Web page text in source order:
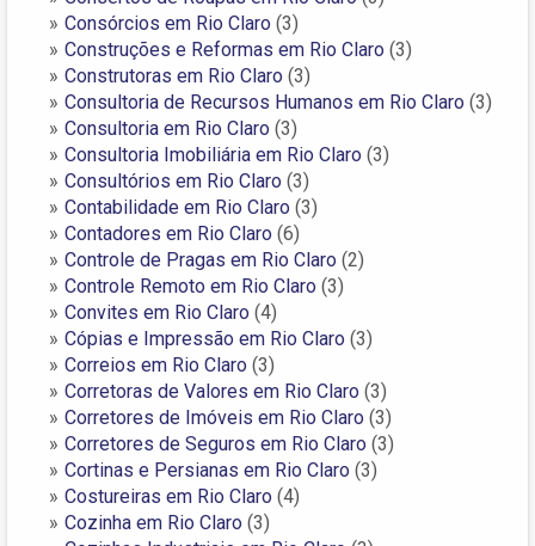
Consórcios em Rio Claro (3)
Construções e Reformas em Rio Claro (3)
Construtoras em Rio Claro (3)
Consultoria de Recursos Humanos em Rio Claro (3)
Consultoria em Rio Claro (3)
Consultoria Imobiliária em Rio Claro (3)
Consultórios em Rio Claro (3)
Contabilidade em Rio Claro (3)
Contadores em Rio Claro (6)
Controle de Pragas em Rio Claro (2)
Controle Remoto em Rio Claro (3)
Convites em Rio Claro (4)
Cópias e Impressão em Rio Claro (3)
Correios em Rio Claro (3)
Corretoras de Valores em Rio Claro (3)
Corretores de Imóveis em Rio Claro (3)
Corretores de Seguros em Rio Claro (3)
Cortinas e Persianas em Rio Claro (3)
Costureiras em Rio Claro (4)
Cozinha em Rio Claro (3)